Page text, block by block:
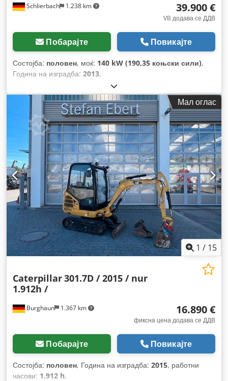
Schlierbach 1.238 km 39.900 €
VB додава се ДДВ
Побарајте Повикајте
Состојба: половен, моќ: 140 kW (190,35 коњски сили),
Година на изградба: 2013,
Мал оглас
1 / 15
Burghaun 1.367 km
Caterpillar301.7D / 2015 / nur
1.912h /
16.890 €
фиксна цена додава се ДДВ
Побарајте Повикајте
Состојба: половен, Година на изградба: 2015, работни
часови: 1.912 h,